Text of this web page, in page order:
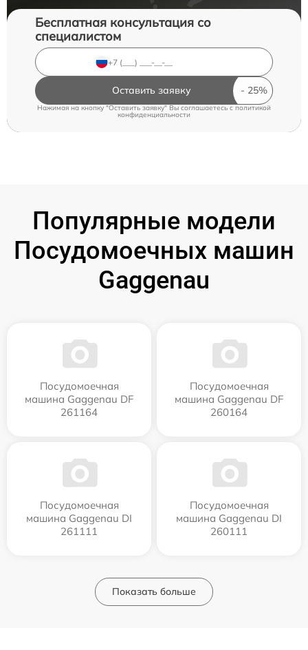
Бесплатная консультация со
специалистом
Оставить заявку
Нажимая на кнопку "Оставить заявку" Вы соглашаетесь c политикой
конфиденциальности
Популярные модели
Посудомоечных машин
Gaggenau
Посудомоечная
машина Gaggenau DF
261164
Посудомоечная
машина Gaggenau DF
260164
Посудомоечная
машина Gaggenau DI
261111
Посудомоечная
машина Gaggenau DI
260111
Показать больше